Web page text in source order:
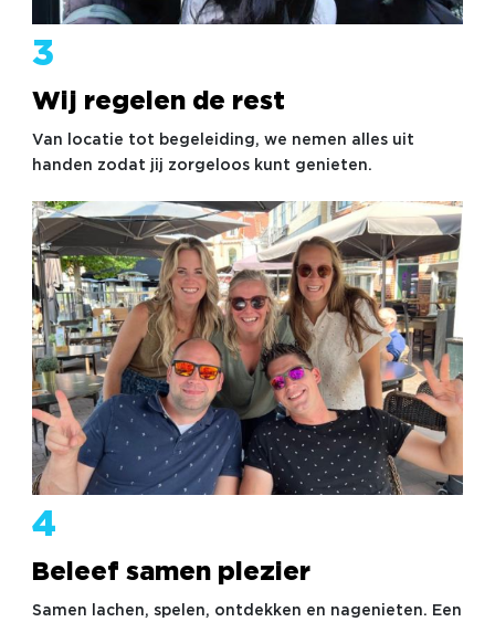
3
Wij regelen de rest
Van locatie tot begeleiding, we nemen alles uit
handen zodat jij zorgeloos kunt genieten.
4
Beleef samen plezier
Samen lachen, spelen, ontdekken en nagenieten. Een